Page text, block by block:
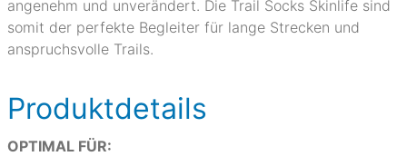
angenehm und unverändert. Die Trail Socks Skinlife sind
somit der perfekte Begleiter für lange Strecken und
anspruchsvolle Trails.
Produktdetails
OPTIMAL FÜR: